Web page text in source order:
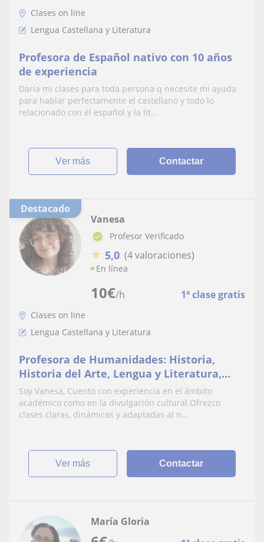
Clases on line
Lengua Castellana y Literatura
Profesora de Español nativo con 10 años
de experiencia
Daría mi clases para toda persona q necesite mi ayuda
para hablar perfectamente el castellano y todo lo
relacionado con él español y la lit...
ver más Contactar
Destacado
10€/h 1ª clase gratis
Vanesa
Profesor Verificado
★ 5,0 (4 valoraciones)
En línea
Clases on line
Lengua Castellana y Literatura
Profesora de Humanidades: Historia,
Historia del Arte, Lengua y Literatura,
Latín y Griego
Soy Vanesa, Cuento con experiencia en el ámbito
académico como en la divulgación cultural.Ofrezco
clases claras, dinámicas y adaptadas al n...
ver más Contactar
María Gloria